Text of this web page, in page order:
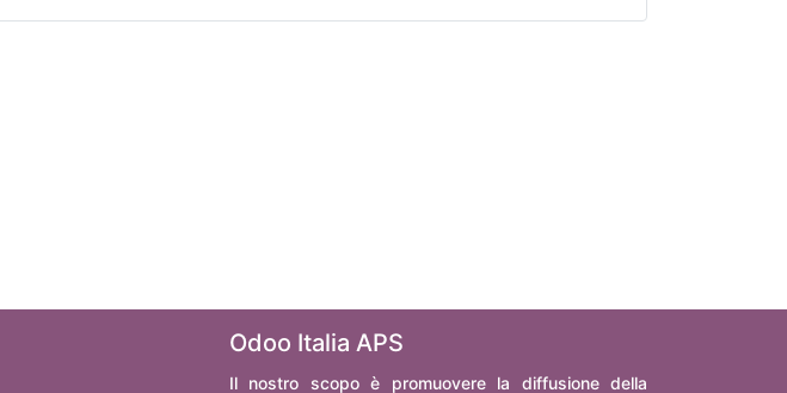
Odoo Italia APS
Il nostro scopo è promuovere la diffusione della